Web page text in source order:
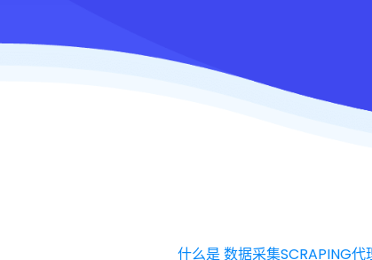
什么是 数据采集SCRAPING代